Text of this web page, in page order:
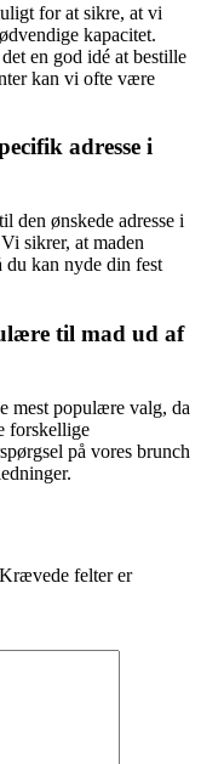
for at sikre, at vi
kapacitet.
en god idé at bestille
kan vi ofte være
adresse i
den ønskede adresse i
sikrer, at maden
du kan nyde din fest
til mad ud af
mest populære valg, da
forskellige
på vores brunch
Krævede felter er